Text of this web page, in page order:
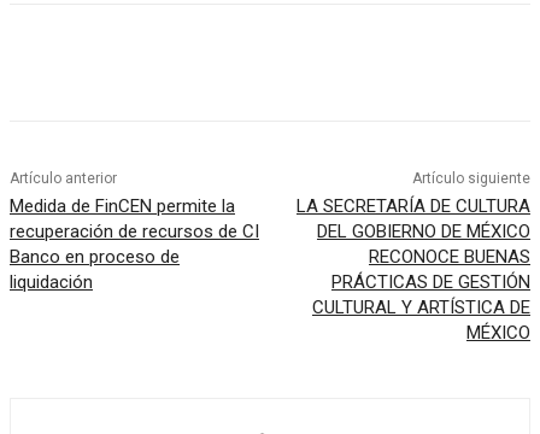
Artículo anterior
Medida de FinCEN permite la
recuperación de recursos de CI
Banco en proceso de
liquidación
Artículo siguiente
LA SECRETARÍA DE CULTURA
DEL GOBIERNO DE MÉXICO
RECONOCE BUENAS
PRÁCTICAS DE GESTIÓN
CULTURAL Y ARTÍSTICA DE
MÉXICO